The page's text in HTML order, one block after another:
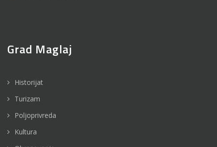
Grad Maglaj
Historijat
Turizam
Poljoprivreda
Kultura